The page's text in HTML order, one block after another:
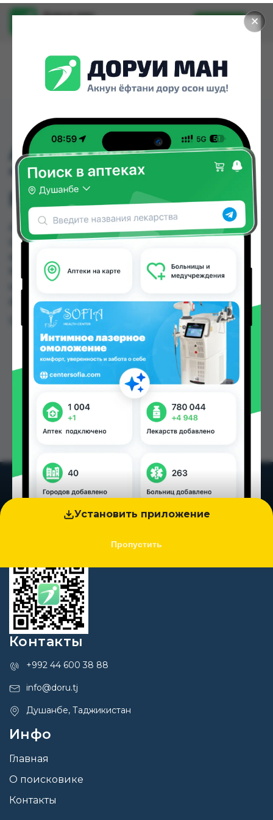
✕
Установить приложение
Пропустить
Доруи ман
Установить
АНТИПЕРСПИРАНТ
"ЧЕРНОБЕЛОЕ"
ГЛАДКИЙ ШЁЛК 150МЛ
АНТИПЕРСПИРАНТ "ЧЕРНОБЕЛОЕ" ГЛАДКИЙ
ШЁЛК 150МЛ можно купить или заказать в
Мардон, Нишон №2, Нишон №3, Эколайф по
других городах Таджикистана
Цена: от28.00 TJS
Контакты
+992 44 600 38 88
info@doru.tj
Душанбе, Таджикистан
Инфо
Главная
О поисковике
Контакты